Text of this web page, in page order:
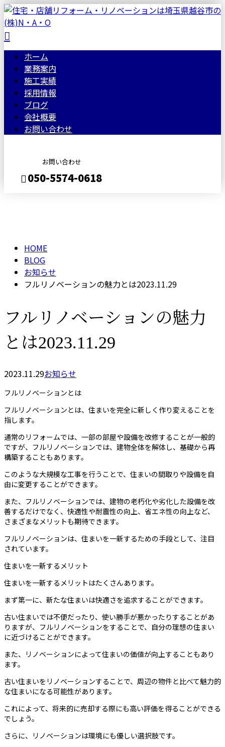
ホーム
業務案内
施工実績
採用情報
ブログ
会社概要
お問い合わせ
お問い合わせ
050-5574-0618
HOME
BLOG
お知らせ
フルリノベーションの魅力とは2023.11.29
フルリノベーションの魅力
とは2023.11.29
2023.11.29お知らせ
フルリノベーションとは
フルリノベーションとは、住まいを完全に新しく作り変えることを
指します。
通常のリフォームでは、一部の部屋や設備を改修することが一般的
ですが、フルリノベーションでは、建物全体を解体し、基礎から再
構築することもあります。
このような大規模な工事を行うことで、住まいの間取りや設備を自
由に変更することができます。
また、フルリノベーションでは、建物の老朽化や劣化した設備を改
善するだけでなく、快適性や耐震性の向上、省エネ性の向上など、
さまざまなメリットも期待できます。
フルリノベーションは、住まいを一新するための手段として、注目
されています。
住まいを一新するメリット
住まいを一新するメリットはたくさんあります。
まず第一に、新たな住まいは快適さを追求することができます。
古い住まいでは不便だったり、使い勝手が悪かったりすることがあ
りますが、フルリノベーションをすることで、自分の理想の住まい
に近づけることができます。
また、リノベーションによって住まいの価値が向上することもあり
ます。
古い住まいをリノベーションすることで、周辺の物件と比べて魅力的
な住まいになる可能性があります。
これによって、将来的に売却する際にも高い評価を得ることができる
でしょう。
さらに、リノベーションは環境にも優しい選択肢です。